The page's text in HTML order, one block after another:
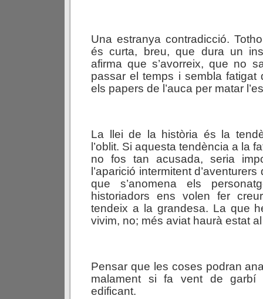
Una estranya contradicció.
és curta, breu, que dura un
afirma que s’avorreix, que no
passar el temps i sembla fatigat
els papers de l’auca per matar
La llei de la història és la
l’oblit. Si aquesta tendència a la
no fos tan acusada, seria
l’aparició intermitent
que s’anomena els
historiadors ens volen fer
tendeix a la grandesa. La que
vivim, no; més aviat haurà estat
Pensar que les coses podran
malament si fa vent de
edificant.